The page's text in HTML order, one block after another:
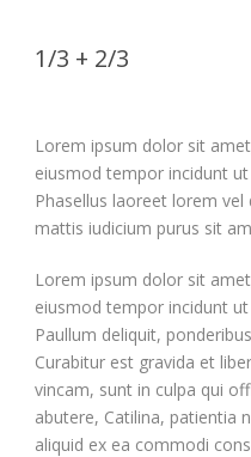
1/3 + 2/3
Lorem ipsum dolor sit
eiusmod tempor incidunt
Phasellus laoreet lorem
mattis iudicium purus sit
Lorem ipsum dolor sit
eiusmod tempor incidunt
Paullum deliquit,
Curabitur est gravida et
vincam, sunt in culpa qui
abutere, Catilina, patientia
aliquid ex ea commodi